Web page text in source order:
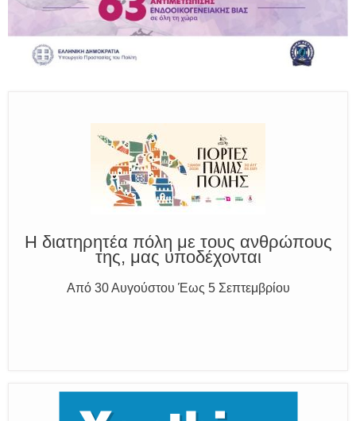
Παραμένουμε Προσεκτικοί
Καλούμε Άμεσα την Πυροσβεστική στο 199 ή στο 112